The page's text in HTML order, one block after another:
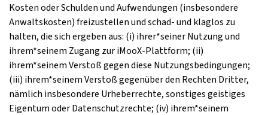
Kosten oder Schulden und Aufwendungen (insbesondere
Anwaltskosten) freizustellen und schad- und klaglos zu
halten, die sich ergeben aus: (i) ihrer*seiner Nutzung und
ihrem*seinem Zugang zur iMooX-Plattform; (ii)
ihrem*seinem Verstoß gegen diese Nutzungsbedingungen;
(iii) ihrem*seinem Verstoß gegenüber den Rechten Dritter,
nämlich insbesondere Urheberrechte, sonstiges geistiges
Eigentum oder Datenschutzrechte; (iv) ihrem*seinem